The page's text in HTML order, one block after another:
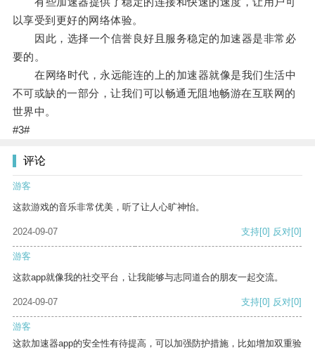
以享受到更好的网络体验。
因此，选择一个信誉良好且服务稳定的加速器是非常必
要的。
在网络时代，永远能连的上的加速器就像是我们生活中
不可或缺的一部分，让我们可以畅通无阻地畅游在互联网的
世界中。
#3#
评论
游客
这款游戏的音乐非常优美，听了让人心旷神怡。
2024-09-07 支持[0] 反对[0]
游客
这款app就像我的社交平台，让我能够与志同道合的朋友一起交流。
2024-09-07 支持[0] 反对[0]
游客
这款加速器app的安全性有待提高，可以加强防护措施，比如增加双重验